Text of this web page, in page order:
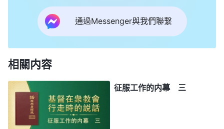
通過Messenger與我們聯繫
相關内容
征服工作的内幕 三